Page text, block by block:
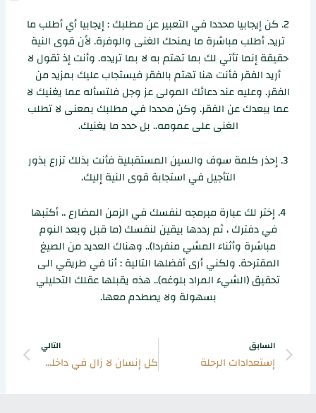
2. كن إيجابيا محددا في التعبير عن مطلبك : إيجابيا أي أطلب ما
تريد. أطلب مباشرة ما يمنحك الغنى والوفرة. لأن قوى النية
حقيقة إنما تأتي لك بما تهتم به لا بما تريده. وأنت إذ تقول لا
أريد الفقر فأنت هنا تهتم بالفقر فيستجاب عليك بمزيد من
الفقر. وعليه عند دعائك المولى عز وجل فلتسأله عما يغنيك لا
عما يبعدك عن الفقر. وكن محددا في مطلبك بمعنى لا تطلب
الغنى على عمومه.. بل حدد ما يغنيك.
3. إحذر كلمة سوف والسين المستقبلية فأنت بذلك تزرع بذور
التأجيل في استجابة قوى النية إليك.
4. إختر لك عبارة مبرمجه لنفسك في الزمن المضارع .. أكتبها
في دفترك ، ثم رددها بيقين لنفسك (ما قبل وبعد النوم
مباشرة وأثناء المشي منفردا).. وهناك العديد من الصيغ
المقترحة. ولكني أرى أفضلها التالية : أنا في طريقي الى
تحقيق (الشيء المراد بلوغه).. هذه يقبلها عقلك التحليلي
بسهولة ولا يصطدم معها.
Prev
السابق
إستعدادات الرحلة
التالي
كل إنسان لا زال في داخله طفل !